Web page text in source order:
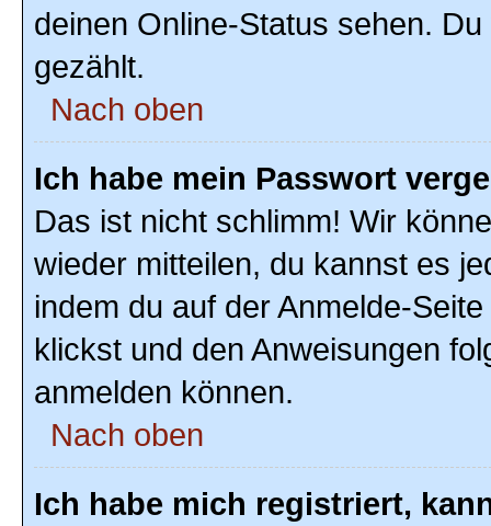
deinen Online-Status sehen.
gezählt.
Nach oben
Ich habe mein Passwort
Das ist nicht schlimm! Wir
wieder mitteilen, du kannst es
indem du auf der Anmelde-
klickst und den Anweisungen
anmelden können.
Nach oben
Ich habe mich registriert,